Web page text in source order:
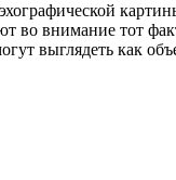
во внимание тот
выглядеть как